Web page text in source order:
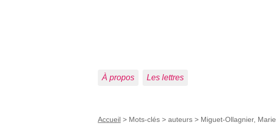
À propos Les lettres
Accueil > Mots-clés > auteurs > Miguet-Ollagnier, Marie